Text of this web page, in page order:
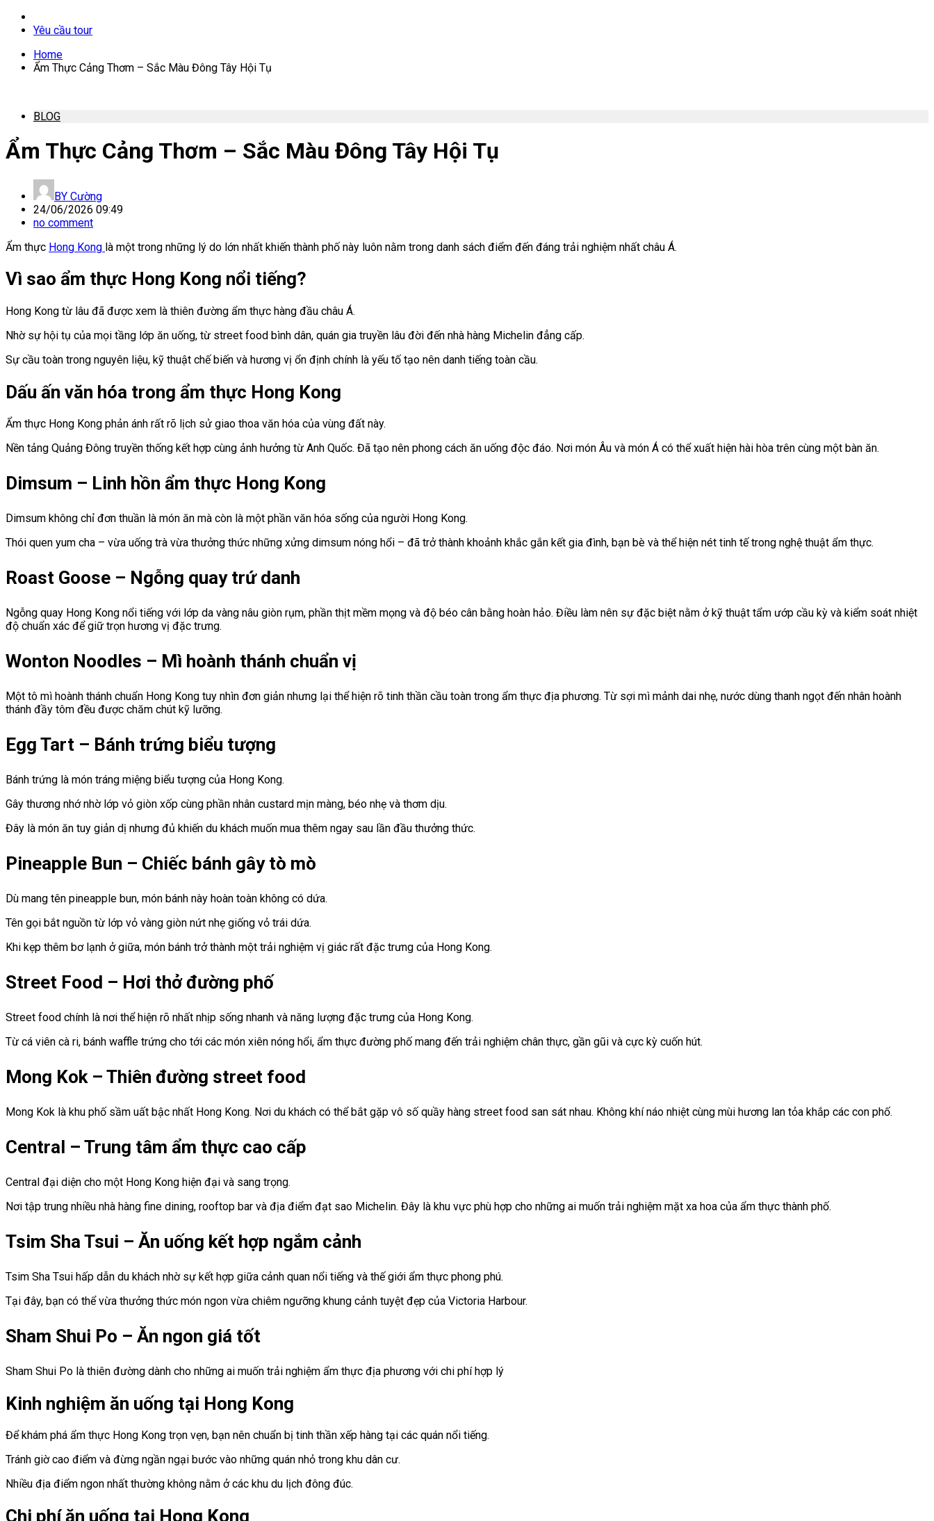
Yêu cầu tour
Home
Ẩm Thực Cảng Thơm – Sắc Màu Đông Tây Hội Tụ
BLOG
Ẩm Thực Cảng Thơm – Sắc Màu Đông Tây Hội Tụ
BY Cường
24/06/2026 09:49
no comment
Ẩm thực Hong Kong là một trong những lý do lớn nhất khiến thành phố này luôn nằm trong danh sách điểm đến đáng trải nghiệm nhất châu Á.
Vì sao ẩm thực Hong Kong nổi tiếng?
Hong Kong từ lâu đã được xem là thiên đường ẩm thực hàng đầu châu Á.
Nhờ sự hội tụ của mọi tầng lớp ăn uống, từ street food bình dân, quán gia truyền lâu đời đến nhà hàng Michelin đẳng cấp.
Sự cầu toàn trong nguyên liệu, kỹ thuật chế biến và hương vị ổn định chính là yếu tố tạo nên danh tiếng toàn cầu.
Dấu ấn văn hóa trong ẩm thực Hong Kong
Ẩm thực Hong Kong phản ánh rất rõ lịch sử giao thoa văn hóa của vùng đất này.
Nền tảng Quảng Đông truyền thống kết hợp cùng ảnh hưởng từ Anh Quốc. Đã tạo nên phong cách ăn uống độc đáo. Nơi món Âu và món Á có thể xuất hiện hài hòa trên cùng một bàn ăn.
Dimsum – Linh hồn ẩm thực Hong Kong
Dimsum không chỉ đơn thuần là món ăn mà còn là một phần văn hóa sống của người Hong Kong.
Thói quen yum cha – vừa uống trà vừa thưởng thức những xửng dimsum nóng hổi – đã trở thành khoảnh khắc gắn kết gia đình, bạn bè và thể hiện nét tinh tế trong nghệ thuật ẩm thực.
Roast Goose – Ngỗng quay trứ danh
Ngỗng quay Hong Kong nổi tiếng với lớp da vàng nâu giòn rụm, phần thịt mềm mọng và độ béo cân bằng hoàn hảo. Điều làm nên sự đặc biệt nằm ở kỹ thuật tẩm ướp cầu kỳ và kiểm soát nhiệt
độ chuẩn xác để giữ trọn hương vị đặc trưng.
Wonton Noodles – Mì hoành thánh chuẩn vị
Một tô mì hoành thánh chuẩn Hong Kong tuy nhìn đơn giản nhưng lại thể hiện rõ tinh thần cầu toàn trong ẩm thực địa phương. Từ sợi mì mảnh dai nhẹ, nước dùng thanh ngọt đến nhân hoành
thánh đầy tôm đều được chăm chút kỹ lưỡng.
Egg Tart – Bánh trứng biểu tượng
Bánh trứng là món tráng miệng biểu tượng của Hong Kong.
Gây thương nhớ nhờ lớp vỏ giòn xốp cùng phần nhân custard mịn màng, béo nhẹ và thơm dịu.
Đây là món ăn tuy giản dị nhưng đủ khiến du khách muốn mua thêm ngay sau lần đầu thưởng thức.
Pineapple Bun – Chiếc bánh gây tò mò
Dù mang tên pineapple bun, món bánh này hoàn toàn không có dứa.
Tên gọi bắt nguồn từ lớp vỏ vàng giòn nứt nhẹ giống vỏ trái dứa.
Khi kẹp thêm bơ lạnh ở giữa, món bánh trở thành một trải nghiệm vị giác rất đặc trưng của Hong Kong.
Street Food – Hơi thở đường phố
Street food chính là nơi thể hiện rõ nhất nhịp sống nhanh và năng lượng đặc trưng của Hong Kong.
Từ cá viên cà ri, bánh waffle trứng cho tới các món xiên nóng hổi, ẩm thực đường phố mang đến trải nghiệm chân thực, gần gũi và cực kỳ cuốn hút.
Mong Kok – Thiên đường street food
Mong Kok là khu phố sầm uất bậc nhất Hong Kong. Nơi du khách có thể bắt gặp vô số quầy hàng street food san sát nhau. Không khí náo nhiệt cùng mùi hương lan tỏa khắp các con phố.
Central – Trung tâm ẩm thực cao cấp
Central đại diện cho một Hong Kong hiện đại và sang trọng.
Nơi tập trung nhiều nhà hàng fine dining, rooftop bar và địa điểm đạt sao Michelin. Đây là khu vực phù hợp cho những ai muốn trải nghiệm mặt xa hoa của ẩm thực thành phố.
Tsim Sha Tsui – Ăn uống kết hợp ngắm cảnh
Tsim Sha Tsui hấp dẫn du khách nhờ sự kết hợp giữa cảnh quan nổi tiếng và thế giới ẩm thực phong phú.
Tại đây, bạn có thể vừa thưởng thức món ngon vừa chiêm ngưỡng khung cảnh tuyệt đẹp của Victoria Harbour.
Sham Shui Po – Ăn ngon giá tốt
Sham Shui Po là thiên đường dành cho những ai muốn trải nghiệm ẩm thực địa phương với chi phí hợp lý
Kinh nghiệm ăn uống tại Hong Kong
Để khám phá ẩm thực Hong Kong trọn vẹn, bạn nên chuẩn bị tinh thần xếp hàng tại các quán nổi tiếng.
Tránh giờ cao điểm và đừng ngần ngại bước vào những quán nhỏ trong khu dân cư.
Nhiều địa điểm ngon nhất thường không nằm ở các khu du lịch đông đúc.
Chi phí ăn uống tại Hong Kong